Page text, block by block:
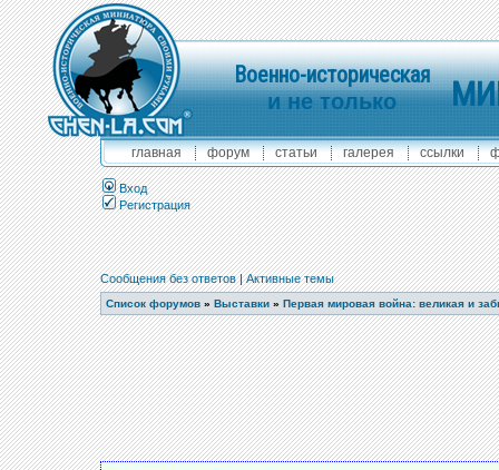
Военно-историческая
и не только
главная форум статьи галерея ссылки
Вход
Регистрация
Сообщения без ответов|Активные темы
Список форумов » Выставки » Первая мировая война: великая и